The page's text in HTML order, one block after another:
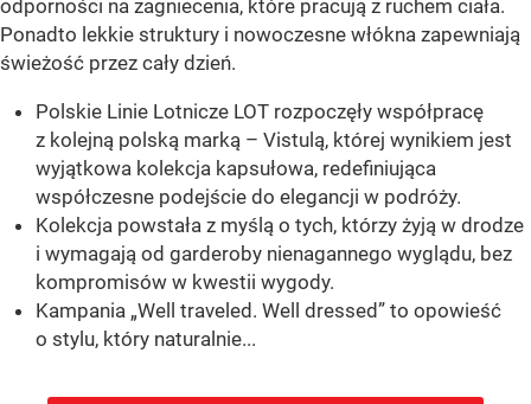
odporności na zagniecenia, które pracują z ruchem ciała.
Ponadto lekkie struktury i nowoczesne włókna zapewniają
świeżość przez cały dzień.
Polskie Linie Lotnicze LOT rozpoczęły współpracę
z kolejną polską marką – Vistulą, której wynikiem jest
wyjątkowa kolekcja kapsułowa, redefiniująca
współczesne podejście do elegancji w podróży.
Kolekcja powstała z myślą o tych, którzy żyją w drodze
i wymagają od garderoby nienagannego wyglądu, bez
kompromisów w kwestii wygody.
Kampania „Well traveled. Well dressed” to opowieść
o stylu, który naturalnie...